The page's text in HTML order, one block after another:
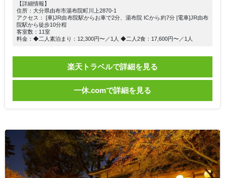
【詳細情報】
住所：大分県由布市湯布院町川上2870-1
アクセス： [車]JR由布院駅からお車で2分、湯布院 ICから約7分 [電車]JR由布
院駅から徒歩10分程
客室数：11室
料金：◆二人素泊まり：12,300円〜／1人 ◆二人2食：17,600円〜／1人
楽天トラベルで詳細を見る
一休.comで詳細を見る